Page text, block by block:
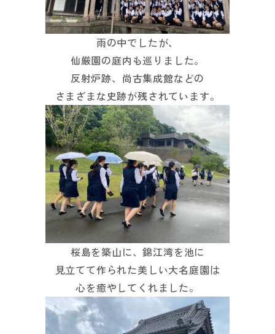
雨の中でしたが、
仙厳園の庭内も巡りました。
反射炉跡、尚古集成館などの
さまざまな史跡が残されています。
桜島を築山に、錦江湾を池に
見立てて作られた美しい大名庭園は
心を癒やしてくれました。